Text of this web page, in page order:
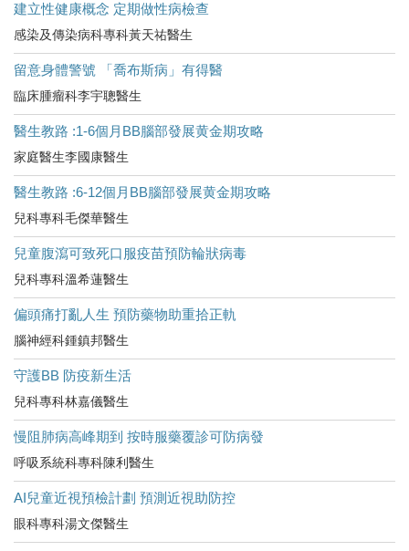
建立性健康概念 定期做性病檢查
感染及傳染病科專科黃天祐醫生
留意身體警號 「喬布斯病」有得醫
臨床腫瘤科李宇聰醫生
醫生教路 :1-6個月BB腦部發展黄金期攻略
家庭醫生李國康醫生
醫生教路 :6-12個月BB腦部發展黄金期攻略
兒科專科毛傑華醫生
兒童腹瀉可致死口服疫苗預防輪狀病毒
兒科專科溫希蓮醫生
偏頭痛打亂人生 預防藥物助重拾正軌
腦神經科鍾鎮邦醫生
守護BB 防疫新生活
兒科專科林嘉儀醫生
慢阻肺病高峰期到 按時服藥覆診可防病發
呼吸系統科專科陳利醫生
AI兒童近視預檢計劃 預測近視助防控
眼科專科湯文傑醫生